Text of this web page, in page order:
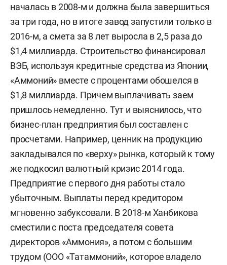
началась в 2008-м и должна была завершиться
за три года, но в итоге завод запустили только в
2016-м, а смета за 8 лет выросла в 2,5 раза до
$1,4 миллиарда. Строительство финансировал
ВЭБ, используя кредитные средства из Японии,
«Аммоний» вместе с процентами обошелся в
$1,8 миллиарда. Причем выплачивать заем
пришлось немедленно. Тут и выяснилось, что
бизнес-план предприятия был составлен с
просчетами. Например, ценник на продукцию
закладывался по «верху» рынка, который к тому
же подкосил валютный кризис 2014 года.
Предприятие с первого дня работы стало
убыточным. Выплаты перед кредитором
мгновенно забуксовали. В 2018-м Ханбикова
сместили с поста председателя совета
директоров «Аммония», а потом с большим
трудом (ООО «Татаммоний», которое владело